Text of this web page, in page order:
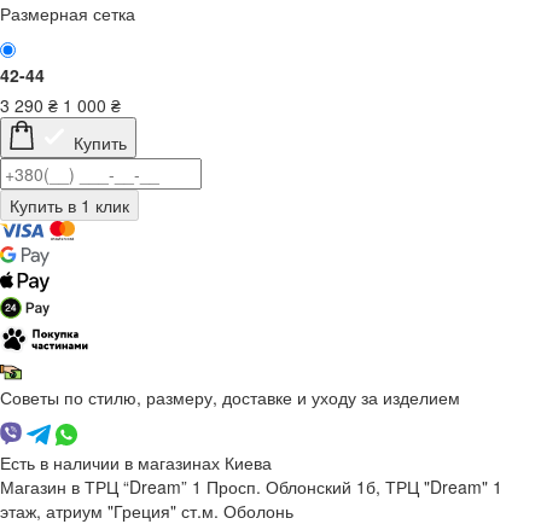
Размерная сетка
42-44
3 290 ₴ 1 000 ₴
Купить
Советы по стилю, размеру, доставке и уходу за изделием
Есть в наличии в магазинах Киева
Магазин в ТРЦ “Dream” 1 Просп. Облонский 1б, ТРЦ "Dream" 1
этаж, атриум "Греция" ст.м. Оболонь